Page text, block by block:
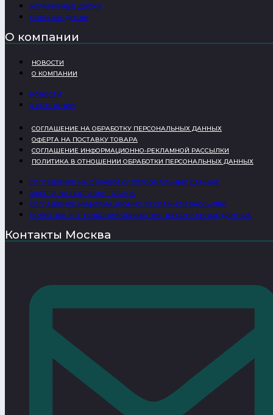
АБРАЗИВНЫЕ ДИСКИ
ПИЛЬНЫЕ ДИСКИ
О компании
НОВОСТИ
О КОМПАНИИ
НОВОСТИ
О КОМПАНИИ
СОГЛАШЕНИЕ НА ОБРАБОТКУ ПЕРСОНАЛЬНЫХ ДАННЫХ
ОФЕРТА НА ПОСТАВКУ ТОВАРА
СОГЛАШЕНИЕ ИНФОРМАЦИОННО-РЕКЛАМНОЙ РАССЫЛКИ
ПОЛИТИКА В ОТНОШЕНИИ ОБРАБОТКИ ПЕРСОНАЛЬНЫХ ДАННЫХ
СОГЛАШЕНИЕ НА ОБРАБОТКУ ПЕРСОНАЛЬНЫХ ДАННЫХ
ОФЕРТА НА ПОСТАВКУ ТОВАРА
СОГЛАШЕНИЕ ИНФОРМАЦИОННО-РЕКЛАМНОЙ РАССЫЛКИ
ПОЛИТИКА В ОТНОШЕНИИ ОБРАБОТКИ ПЕРСОНАЛЬНЫХ ДАННЫХ
Контакты Москва